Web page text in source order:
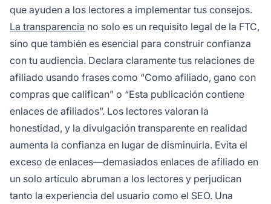
que ayuden a los lectores a implementar tus consejos.
La transparencia no solo es un requisito legal de la FTC,
sino que también es esencial para construir confianza
con tu audiencia. Declara claramente tus relaciones de
afiliado usando frases como “Como afiliado, gano con
compras que califican” o “Esta publicación contiene
enlaces de afiliados”. Los lectores valoran la
honestidad, y la divulgación transparente en realidad
aumenta la confianza en lugar de disminuirla. Evita el
exceso de enlaces—demasiados enlaces de afiliado en
un solo artículo abruman a los lectores y perjudican
tanto la experiencia del usuario como el SEO. Una